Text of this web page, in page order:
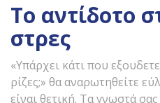
Το αντίδοτο
στρες
«Υπάρχει κάτι που
ρίζες;» θα αναρωτηθείτε
είναι θετική. Τα γνωστά